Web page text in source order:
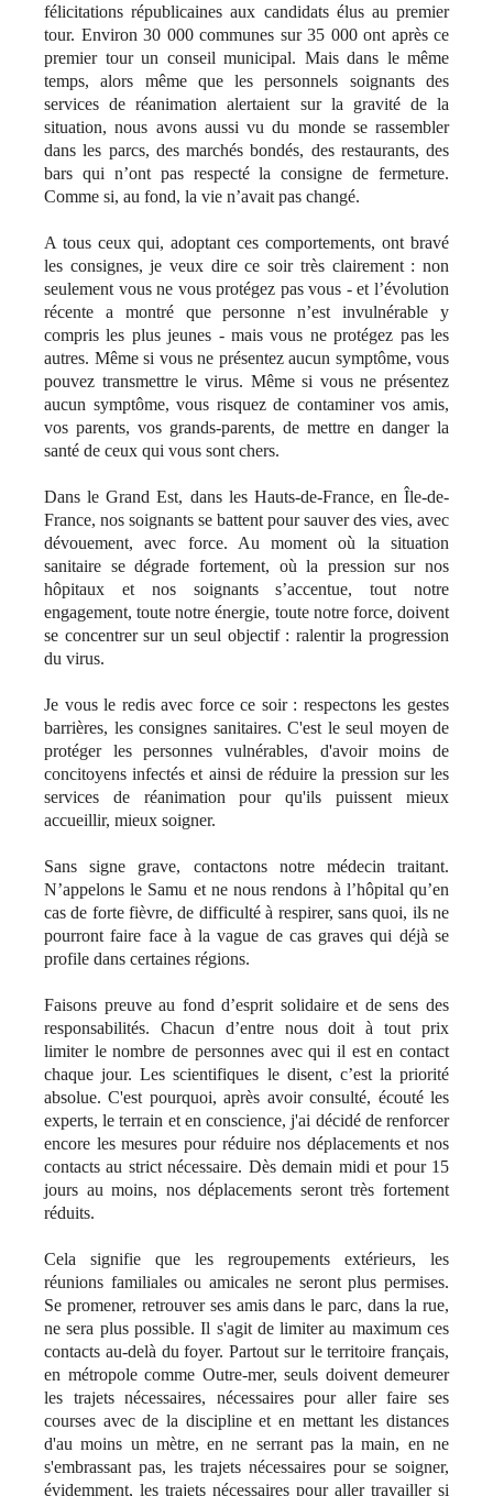
félicitations républicaines aux candidats élus au premier
tour. Environ 30 000 communes sur 35 000 ont après ce
premier tour un conseil municipal. Mais dans le même
temps, alors même que les personnels soignants des
services de réanimation alertaient sur la gravité de la
situation, nous avons aussi vu du monde se rassembler
dans les parcs, des marchés bondés, des restaurants, des
bars qui n’ont pas respecté la consigne de fermeture.
Comme si, au fond, la vie n’avait pas changé.
A tous ceux qui, adoptant ces comportements, ont bravé
les consignes, je veux dire ce soir très clairement : non
seulement vous ne vous protégez pas vous - et l’évolution
récente a montré que personne n’est invulnérable y
compris les plus jeunes - mais vous ne protégez pas les
autres. Même si vous ne présentez aucun symptôme, vous
pouvez transmettre le virus. Même si vous ne présentez
aucun symptôme, vous risquez de contaminer vos amis,
vos parents, vos grands-parents, de mettre en danger la
santé de ceux qui vous sont chers.
Dans le Grand Est, dans les Hauts-de-France, en Île-de-
France, nos soignants se battent pour sauver des vies, avec
dévouement, avec force. Au moment où la situation
sanitaire se dégrade fortement, où la pression sur nos
hôpitaux et nos soignants s’accentue, tout notre
engagement, toute notre énergie, toute notre force, doivent
se concentrer sur un seul objectif : ralentir la progression
du virus.
Je vous le redis avec force ce soir : respectons les gestes
barrières, les consignes sanitaires. C'est le seul moyen de
protéger les personnes vulnérables, d'avoir moins de
concitoyens infectés et ainsi de réduire la pression sur les
services de réanimation pour qu'ils puissent mieux
accueillir, mieux soigner.
Sans signe grave, contactons notre médecin traitant.
N’appelons le Samu et ne nous rendons à l’hôpital qu’en
cas de forte fièvre, de difficulté à respirer, sans quoi, ils ne
pourront faire face à la vague de cas graves qui déjà se
profile dans certaines régions.
Faisons preuve au fond d’esprit solidaire et de sens des
responsabilités. Chacun d’entre nous doit à tout prix
limiter le nombre de personnes avec qui il est en contact
chaque jour. Les scientifiques le disent, c’est la priorité
absolue. C'est pourquoi, après avoir consulté, écouté les
experts, le terrain et en conscience, j'ai décidé de renforcer
encore les mesures pour réduire nos déplacements et nos
contacts au strict nécessaire. Dès demain midi et pour 15
jours au moins, nos déplacements seront très fortement
réduits.
Cela signifie que les regroupements extérieurs, les
réunions familiales ou amicales ne seront plus permises.
Se promener, retrouver ses amis dans le parc, dans la rue,
ne sera plus possible. Il s'agit de limiter au maximum ces
contacts au-delà du foyer. Partout sur le territoire français,
en métropole comme Outre-mer, seuls doivent demeurer
les trajets nécessaires, nécessaires pour aller faire ses
courses avec de la discipline et en mettant les distances
d'au moins un mètre, en ne serrant pas la main, en ne
s'embrassant pas, les trajets nécessaires pour se soigner,
évidemment, les trajets nécessaires pour aller travailler si